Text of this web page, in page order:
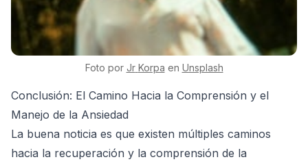
Foto por Jr Korpa en Unsplash
Conclusión: El Camino Hacia la Comprensión y el
Manejo de la Ansiedad
La buena noticia es que existen múltiples caminos
hacia la recuperación y la comprensión de la